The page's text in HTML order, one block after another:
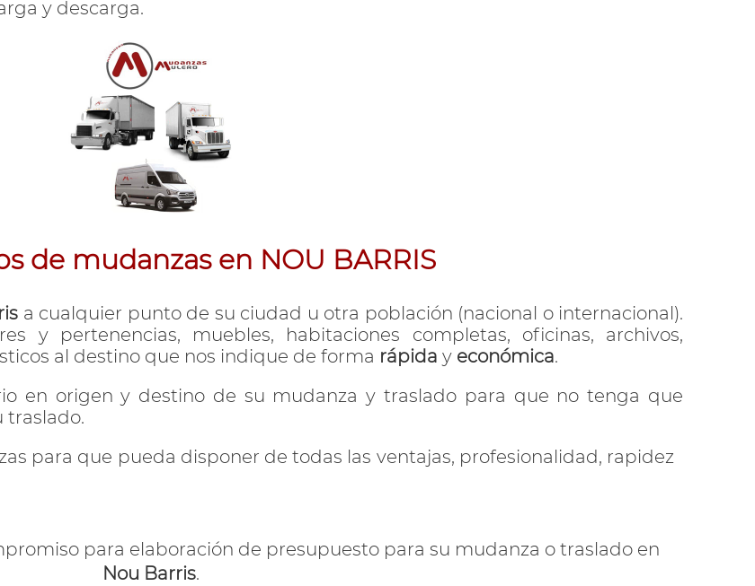
y descarga.
de mudanzas en NOU BARRIS
a cualquier punto de su ciudad u otra población (nacional o internacional).
y pertenencias, muebles, habitaciones completas, oficinas, archivos,
al destino que nos indique de forma rápida y económica.
en origen y destino de su mudanza y traslado para que no tenga que
traslado.
para que pueda disponer de todas las ventajas, profesionalidad, rapidez
para elaboración de presupuesto para su mudanza o traslado en
Nou Barris.